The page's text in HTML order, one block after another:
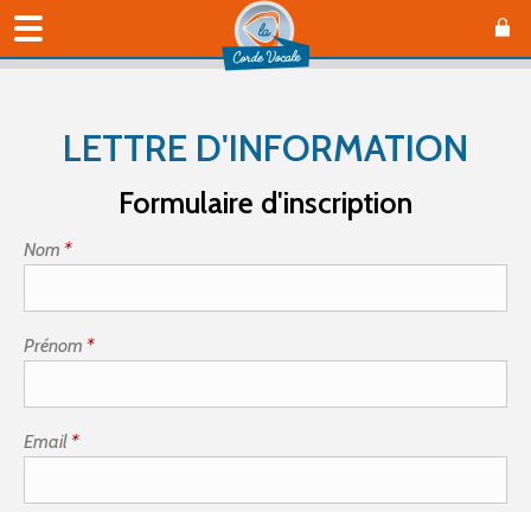
LETTRE D'INFORMATION
Formulaire d'inscription
Nom *
Prénom *
Email*